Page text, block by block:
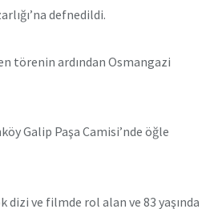
defnedildi.
törenin ardından Osmangazi
Galip Paşa Camisi’nde öğle
dizi ve filmde rol alan ve 83 yaşında